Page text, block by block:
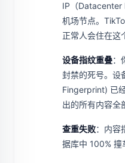
IP（Datacenter
机场节点。
正常人会住在这
设备指纹重叠：
封禁的死号。设
Fingerprint) 已
出的所有内容全
查重失败：内容
据库中 100% 撞